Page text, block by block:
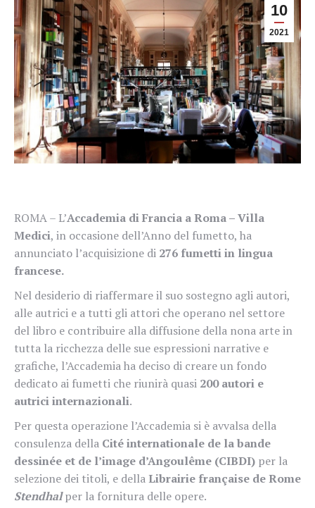
10
2021
ROMA – L’Accademia di Francia a Roma – Villa
Medici, in occasione dell’Anno del fumetto, ha
annunciato l’acquisizione di 276 fumetti in lingua
francese.
Nel desiderio di riaffermare il suo sostegno agli autori,
alle autrici e a tutti gli attori che operano nel settore
del libro e contribuire alla diffusione della nona arte in
tutta la ricchezza delle sue espressioni narrative e
grafiche, l’Accademia ha deciso di creare un fondo
dedicato ai fumetti che riunirà quasi 200 autori e
autrici internazionali.
Per questa operazione l’Accademia si è avvalsa della
consulenza della Cité internationale de la bande
dessinée et de l’image d’Angoulême (CIBDI) per la
selezione dei titoli, e dellaLibrairie française de Rome
Stendhalper la fornitura delle opere.